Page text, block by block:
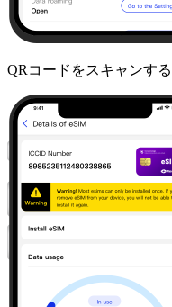
QRコードをスキャンする